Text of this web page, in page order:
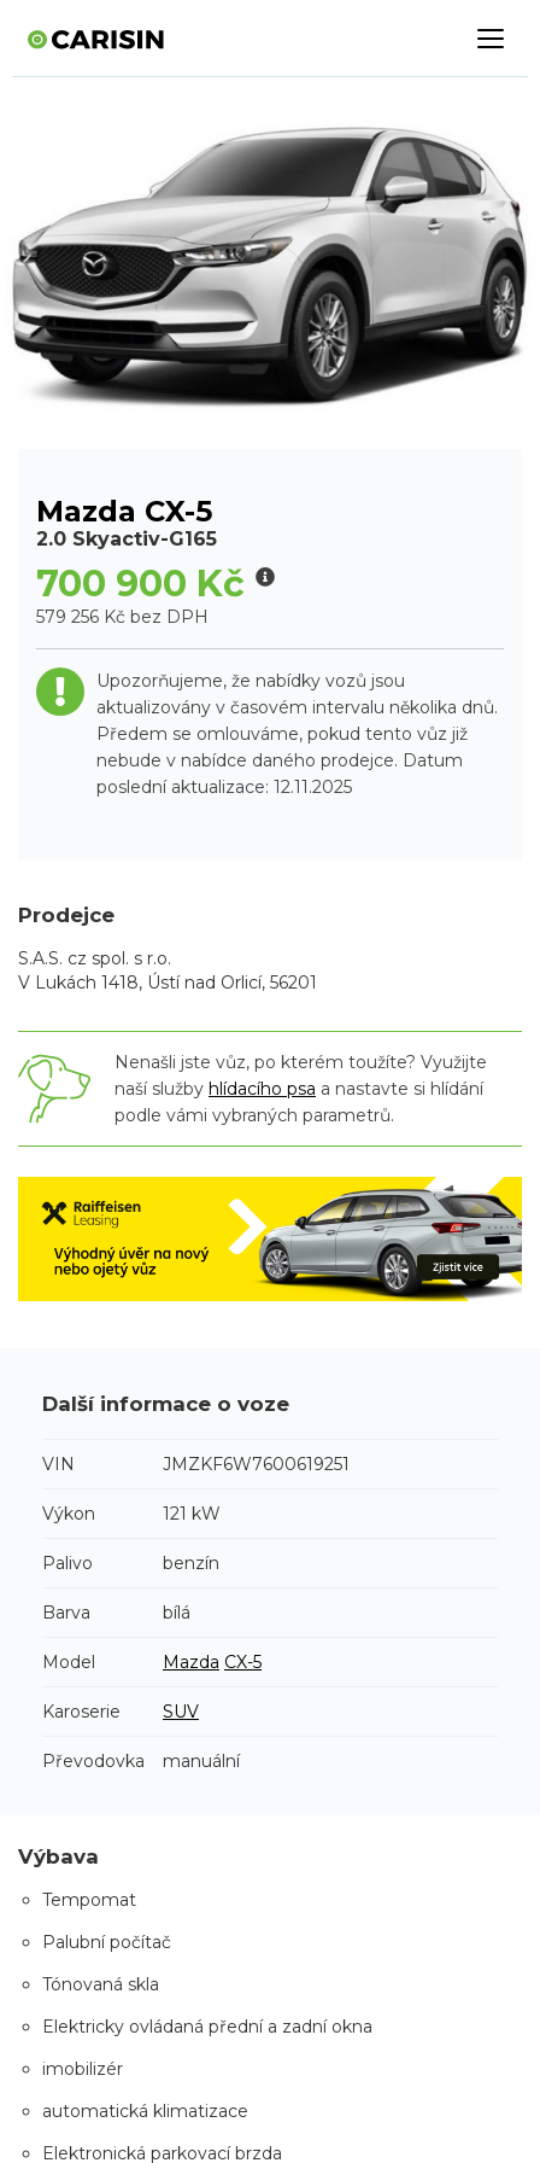
Mazda CX-5
2.0 Skyactiv-G165
700 900 Kč
579 256 Kč bez DPH
Upozorňujeme, že nabídky vozů jsou
aktualizovány v časovém intervalu několika dnů.
Předem se omlouváme, pokud tento vůz již
nebude v nabídce daného prodejce. Datum
poslední aktualizace: 12.11.2025
Prodejce
S.A.S. cz spol. s r.o.
V Lukách 1418, Ústí nad Orlicí, 56201
Nenašli jste vůz, po kterém toužíte? Využijte
naší služby hlídacího psa a nastavte si hlídání
podle vámi vybraných parametrů.
Další informace o voze
VIN JMZKF6W7600619251
Výkon 121 kW
Palivo benzín
Barva bílá
Model Mazda CX-5
Karoserie SUV
Převodovka manuální
Výbava
Tempomat
Palubní počítač
Tónovaná skla
Elektricky ovládaná přední a zadní okna
imobilizér
automatická klimatizace
Elektronická parkovací brzda